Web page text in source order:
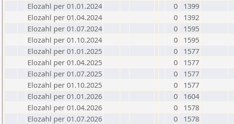
Elozahl per 01.01.2024
0
1399
Elozahl per 01.04.2024
0
1392
Elozahl per 01.07.2024
0
1595
Elozahl per 01.10.2024
0
1595
Elozahl per 01.01.2025
0
1577
Elozahl per 01.04.2025
0
1577
Elozahl per 01.07.2025
0
1577
Elozahl per 01.10.2025
0
1577
Elozahl per 01.01.2026
0
1604
Elozahl per 01.04.2026
0
1578
Elozahl per 01.07.2026
0 1578